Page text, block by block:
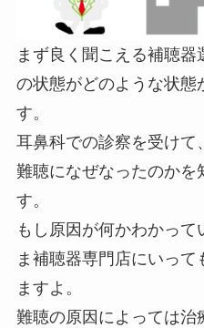
まず良く聞こえる補聴
の状態がどのような状態
す。
耳鼻科での診察を受けて
難聴になぜなったのかを
す。
もし原因が何かわかって
ま補聴器専門店にいっ
ますよ。
難聴の原因によっては治